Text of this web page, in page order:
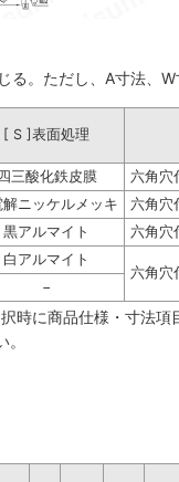
。ただし、A寸法、
[ S ]表面処理
三酸化鉄皮膜
六角穴
解ニッケルメッキ
六角穴
黒アルマイト
六角穴
白アルマイト
六角穴
−
時に商品仕様・寸法項